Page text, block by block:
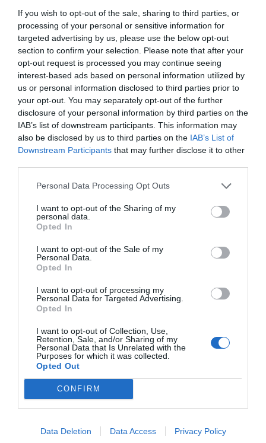
If you wish to opt-out of the sale, sharing to third parties, or
processing of your personal or sensitive information for
targeted advertising by us, please use the below opt-out
section to confirm your selection. Please note that after your
opt-out request is processed you may continue seeing
interest-based ads based on personal information utilized by
us or personal information disclosed to third parties prior to
your opt-out. You may separately opt-out of the further
disclosure of your personal information by third parties on the
IAB’s list of downstream participants. This information may
also be disclosed by us to third parties on the IAB’s List of
Downstream Participants that may further disclose it to other
Personal Data Processing Opt Outs
I want to opt-out of the Sharing of my
personal data.
Opted In
I want to opt-out of the Sale of my
Personal Data.
Opted In
I want to opt-out of processing my
Personal Data for Targeted Advertising.
Opted In
I want to opt-out of Collection, Use,
Retention, Sale, and/or Sharing of my
Personal Data that Is Unrelated with the
Purposes for which it was collected.
Opted Out
CONFIRM
Data Deletion Data Access Privacy Policy
Marcelo Gullo: “El trabajo de desmitificar la
historia, de poner la verdadera, de
desmontar la falsificación, es un trabajo
cristiano"
por Hispanidad
Artículos anteriores
DIARIO DE LA CORRUPCIÓN SANCHISTA
Diario de la corrupción sanchista. Bolaños
investigación judicial sobre la aerolínea
Plus Ultra
por Redacción
Enormes minucias
por Eulogio López